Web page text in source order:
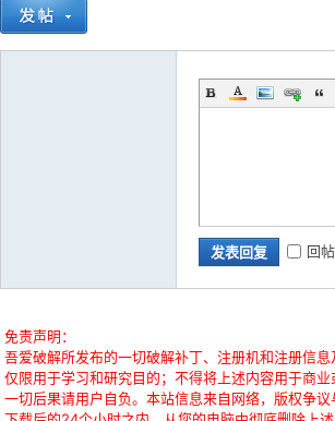
发表回复 回
免责声明：
吾爱破解所发布的一切破解补丁、注册机和注册信
仅限用于学习和研究目的；不得将上述内容用于商业
一切后果请用户自负。本站信息来自网络，版权争